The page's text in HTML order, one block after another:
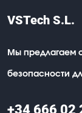
VSTech S.L.
Мы предлагаем
безопасности
+34 666 02